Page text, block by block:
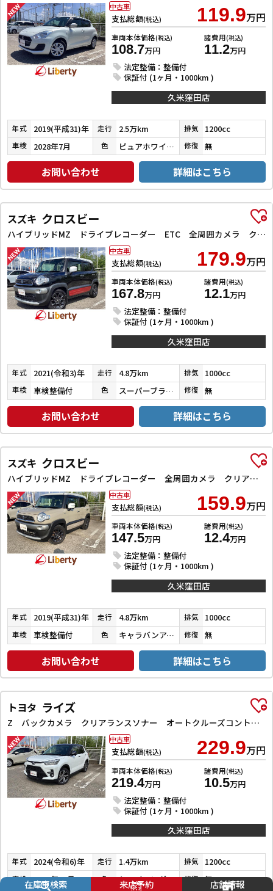
支払総額(税込) 119.9万円
車両本体価格(税込)
108.7万円
諸費用(税込)
11.2万円
法定整備：整備付
保証付 (1ヶ月・1000km )
中古車
久米窪田店
年式 2019(平成31)年 走行 2.5万km 排気 1200cc
車検 2028年7月 色 ピュアホワイトパール 修復 無
お問い合わせ 詳細はこちら
スズキ クロスビー
ハイブリッドMZ ドライブレコーダー ETC 全周囲カメラ クリアランスソナー オートクルーズコントロール レーンアシスト 衝突被害軽減システム ナビ TV オートライト LEDヘッドランプ アルミホイール
支払総額(税込) 179.9万円
車両本体価格(税込)
167.8万円
諸費用(税込)
12.1万円
法定整備：整備付
保証付 (1ヶ月・1000km )
中古車
久米窪田店
年式 2021(令和3)年 走行 4.8万km 排気 1000cc
車検 車検整備付 色 スーパーブラックＰ／ピュアホワイトＰ／バーニングレッドパール 修復 無
お問い合わせ 詳細はこちら
スズキ クロスビー
ハイブリッドMZ ドライブレコーダー 全周囲カメラ クリアランスソナー オートクルーズコントロール 衝突被害軽減システム ナビ TV LEDヘッドランプ アルミホイール スマートキー 電動格納ミラー シートヒーター
支払総額(税込) 159.9万円
車両本体価格(税込)
147.5万円
諸費用(税込)
12.4万円
法定整備：整備付
保証付 (1ヶ月・1000km )
中古車
久米窪田店
年式 2019(平成31)年 走行 4.8万km 排気 1000cc
車検 車検整備付 色 キャラバンアイボリーパールメタリック／ピュアホワイトパール 修復 無
お問い合わせ 詳細はこちら
トヨタ ライズ
Z バックカメラ クリアランスソナー オートクルーズコントロール レーンアシスト 衝突被害軽減システム TV LEDヘッドランプ アルミホイール スマートキー アイドリングストップ 電動格納ミラー
支払総額(税込) 229.9万円
車両本体価格(税込)
219.4万円
諸費用(税込)
10.5万円
法定整備：整備付
保証付 (1ヶ月・1000km )
中古車
久米窪田店
年式 2024(令和6)年 走行 1.4万km 排気 1200cc
車検 2027年10月 色 シャイニングホワイトパール／ブラックマイカメタリック 修復 無
在庫車検索 来店予約 店舗情報